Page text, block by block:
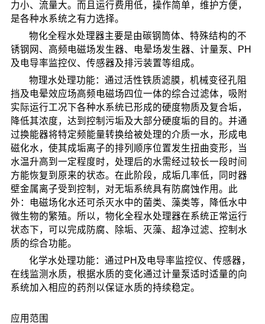
力小、流量大。而且运行费用低，操作简单，维护方便，
是各种水系统之有力选择。
物化全程水处理器主要是由碳钢筒体、特殊结构的不
锈钢网、高频电磁场发生器、电晕场发生器、计量泵、PH
及电导率监控仪、传感器及排污装置等组成。
物理水处理功能：通过活性铁质滤膜，机械变径孔阻
挡及电晕效应场高频电磁场四位一体的综合过滤体，吸附
实际运行工况下各种水系统已形成的硬度物质及复合垢，
降低其浓度，达到控制污垢及大部分硬度垢的目的。并通
过换能器将特定频能量转换给被处理的介质一水，形成电
磁化水，使其成垢离子的排列顺序位置发生扭曲变形，当
水温升高到一定程度时，处理后的水需经过较长一段时间
方能恢复到原来的状态。在此阶段，成垢几率低，同时器
壁金属离子受到控制，对无垢系统具有防腐蚀作用。此
外：电磁场化水还可杀灭水中的菌类、藻类等，降低水中
微生物的繁殖。所以，物化全程水处理器在系统正常运行
状态下，可以完成防腐、除垢、灭藻、超净过滤、控制水
质的综合功能。
化学水处理功能：通过PH及电导率监控仪、传感器，
在线监测水质，根据水质的变化通过计量泵适时适量的向
系统加入相应的药剂以保证水质的持续稳定。
应用范围